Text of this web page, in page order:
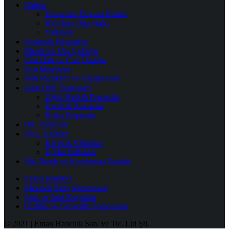
Halılar
Duvardan Duvara Halılar
Halıfleks (Rip Halı)
Yolluklar
Basamak Paspasları
Merdiven Dip Çubuğu
Çim Halı ve Çim Ürünler
Eva Minderler
Halı Bıçakları ve Yapıştırıcılar
Kapı Önü Paspasları
Dijtal Baskılı Paspaslar
Kıvırcık Paspaslar
Koko Paspaslar
Oto Paspaslar
PVC Ürünler
Kıvırcık Yolluklar
Z-Mat Yolluklar
Ütü Bandı ve Kaydırmaz Bantlar
Firma Bilgileri
Mesafeli Satış Sözleşmesi
İptal ve İade Koşulları
Gizlilik ve Güvenlik Sözleşmesi
© 2021 | Eman Halıcılık San. ve Tic. Ltd Şti.